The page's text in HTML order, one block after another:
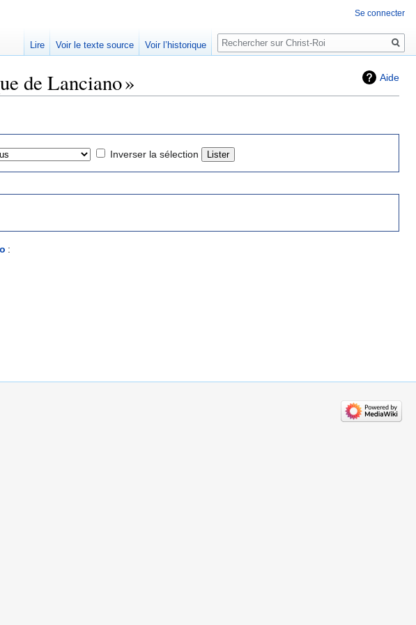
Aide
de Lanciano »
Inverser la sélection
:
Se connecter
Lire Voir le texte source Voir l’historique
Rechercher